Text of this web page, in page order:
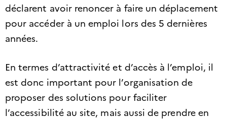
déclarent avoir renoncer à faire un déplacement
pour accéder à un emploi lors des 5 dernières
années.
En termes d’attractivité et d’accès à l’emploi, il
est donc important pour l’organisation de
proposer des solutions pour faciliter
l’accessibilité au site, mais aussi de prendre en